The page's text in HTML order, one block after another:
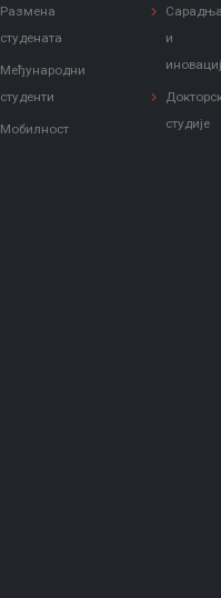
Размена
студената
Међународни
студенти
Мобилност
и
студије